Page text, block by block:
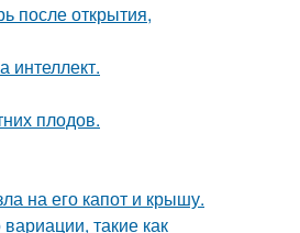
после открытия,
интеллект.
плодов.
на его капот и крышу.
такие как